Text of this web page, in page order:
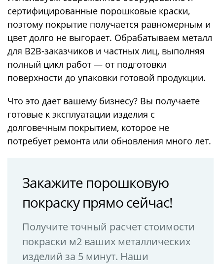
сертифицированные порошковые краски,
поэтому покрытие получается равномерным и
цвет долго не выгорает. Обрабатываем металл
для B2B-заказчиков и частных лиц, выполняя
полный цикл работ — от подготовки
поверхности до упаковки готовой продукции.
Что это дает вашему бизнесу? Вы получаете
готовые к эксплуатации изделия с
долговечным покрытием, которое не
потребует ремонта или обновления много лет.
Закажите порошковую
покраску прямо сейчас!
Получите точный расчет стоимости
покраски м2 ваших металлических
изделий за 5 минут. Наши